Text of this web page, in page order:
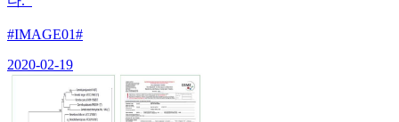
#IMAGE01#
2020-02-19